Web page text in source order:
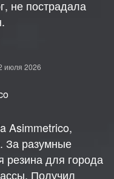
не пострадала
июля 2026
Asimmetrico,
За разумные
резина для города
Получил